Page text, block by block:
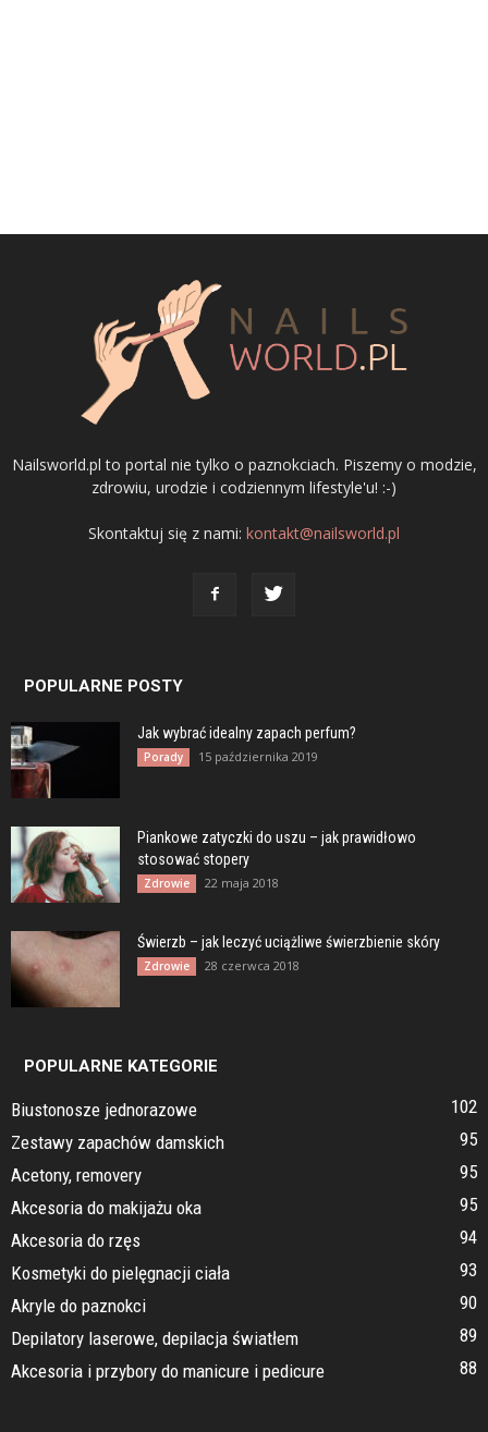
Nailsworld.pl to portal nie tylko o paznokciach. Piszemy o modzie,
zdrowiu, urodzie i codziennym lifestyle'u! :-)
Skontaktuj się z nami: kontakt@nailsworld.pl
POPULARNE POSTY
Jak wybrać idealny zapach perfum?
Porady 15 października 2019
Piankowe zatyczki do uszu – jak prawidłowo
stosować stopery
Zdrowie 22 maja 2018
Świerzb – jak leczyć uciążliwe świerzbienie skóry
Zdrowie 28 czerwca 2018
POPULARNE KATEGORIE
Biustonosze jednorazowe
102
Zestawy zapachów damskich
95
Acetony, removery
95
Akcesoria do makijażu oka
95
Akcesoria do rzęs
94
Kosmetyki do pielęgnacji ciała
93
Akryle do paznokci
90
Depilatory laserowe, depilacja światłem
89
Akcesoria i przybory do manicure i pedicure
88